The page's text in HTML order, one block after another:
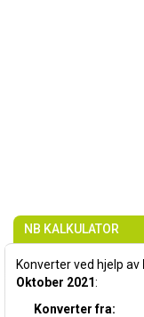
NB KALKULATOR
Konverter ved hjelp av
Oktober 2021:
Konverter fra: